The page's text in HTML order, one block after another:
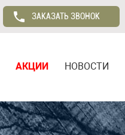
ЗАКАЗАТЬ ЗВОНОК
АКЦИИ НОВОСТИ